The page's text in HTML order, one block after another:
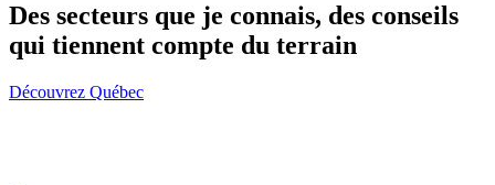
Des secteurs que je connais, des conseils
qui tiennent compte du terrain
Découvrez Québec